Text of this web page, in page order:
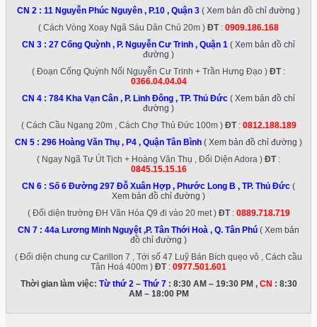
CN 2 : 11 Nguyễn Phúc Nguyên , P.10 , Quận 3 ( Xem bản đồ chỉ đường )
( Cách Vòng Xoay Ngã Sáu Dân Chủ 20m ) ĐT: 0909.186.168
CN 3 : 27 Cống Quỳnh , P. Nguyễn Cư Trinh , Quận 1 ( Xem bản đồ chỉ
đường )
( Đoạn Cống Quỳnh Nối Nguyễn Cư Trinh + Trần Hưng Đạo ) ĐT:
0366.04.04.04
CN 4 : 784 Kha Vạn Cân , P. Linh Đông , TP. Thủ Đức ( Xem bản đồ chỉ
đường )
( Cách Cầu Ngang 20m , Cách Chợ Thủ Đức 100m ) ĐT: 0812.188.189
CN 5 : 296 Hoàng Văn Thụ , P4 , Quận Tân Bình ( Xem bản đồ chỉ đường )
( Ngay Ngã Tư Út Tịch + Hoàng Văn Thụ , Đối Diện Adora ) ĐT:
0845.15.15.16
CN 6 : Số 6 Đường 297 Đỗ Xuân Hợp , Phước Long B , TP. Thủ Đức (
Xem bản đồ chỉ đường )
( Đối diện trường ĐH Văn Hóa Q9 đi vào 20 met ) ĐT: 0889.718.719
CN 7 : 44a Lương Minh Nguyệt ,P. Tân Thới Hoà , Q. Tân Phú ( Xem bản
đồ chỉ đường )
( Đối diện chung cư Carillon 7 , Tới số 47 Luỹ Bán Bích quẹo vô , Cách cầu
Tân Hoá 400m ) ĐT: 0977.501.601
Thời gian làm việc: Từ thứ 2 – Thứ 7: 8:30 AM – 19:30 PM , CN : 8:30
AM – 18:00 PM